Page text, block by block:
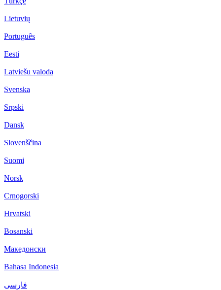
Lietuvių
Português
Eesti
Latviešu valoda
Svenska
Srpski
Dansk
Slovenščina
Suomi
Norsk
Crnogorski
Hrvatski
Bosanski
Македонски
Bahasa Indonesia
فارسی